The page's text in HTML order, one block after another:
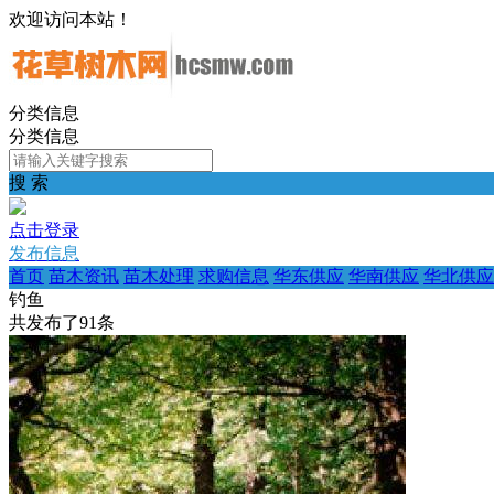
欢迎访问本站！
分类信息
分类信息
搜 索
点击登录
发布信息
首页 苗木资讯 苗木处理 求购信息 华东供应 华南供应 华北供应
钓鱼
共发布了91条